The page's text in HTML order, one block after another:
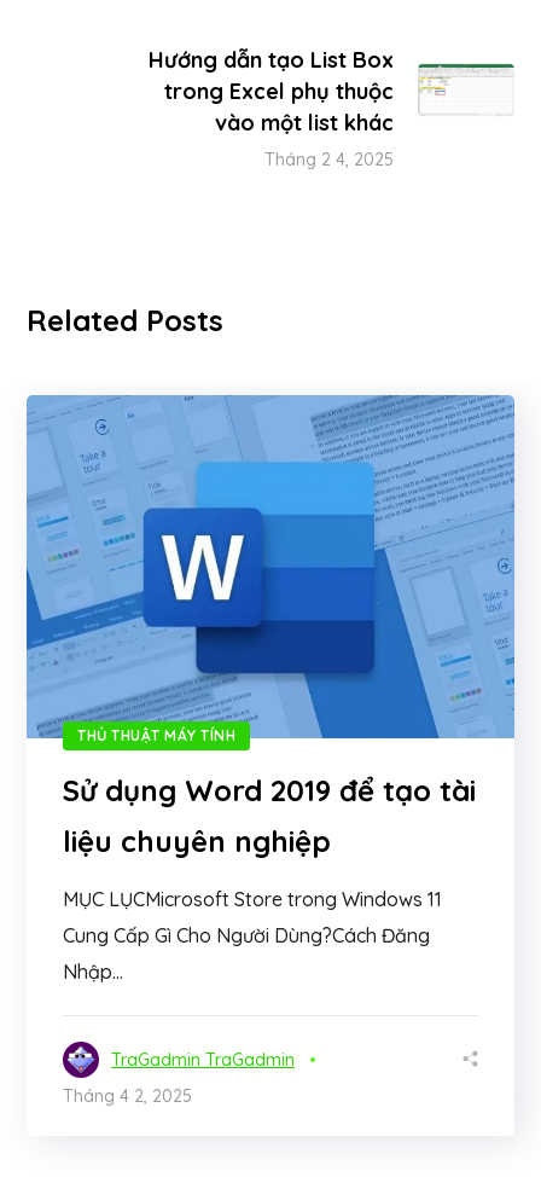
Hướng dẫn tạo List Box
trong Excel phụ thuộc
vào một list khác
Tháng 2 4, 2025
Related Posts
THỦ THUẬT MÁY TÍNH
Sử dụng Word 2019 để tạo tài
liệu chuyên nghiệp
MỤC LỤCMicrosoft Store trong Windows 11
Cung Cấp Gì Cho Người Dùng?Cách Đăng
Nhập...
TraGadmin TraGadmin
Tháng 4 2, 2025